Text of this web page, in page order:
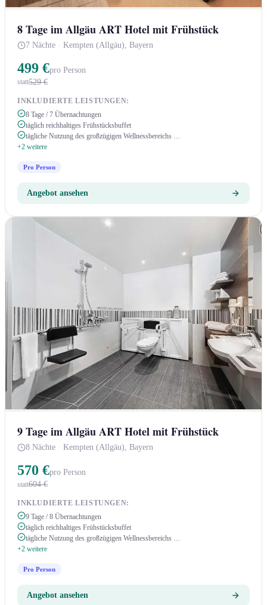
8 Tage im Allgäu ART Hotel mit Frühstück
7 Nächte · Kempten (Allgäu), Bayern
499 €pro Person
statt529 €
INKLUDIERTE LEISTUNGEN:
8 Tage / 7 Übernachtungen
täglich reichhaltiges Frühstücksbuffet
tägliche Nutzung des großzügigen Wellnessbereichs …
+2 weitere
Pro Person
Angebot ansehen
9 Tage im Allgäu ART Hotel mit Frühstück
8 Nächte · Kempten (Allgäu), Bayern
570 €pro Person
statt604 €
INKLUDIERTE LEISTUNGEN:
9 Tage / 8 Übernachtungen
täglich reichhaltiges Frühstücksbuffet
tägliche Nutzung des großzügigen Wellnessbereichs …
+2 weitere
Pro Person
Angebot ansehen